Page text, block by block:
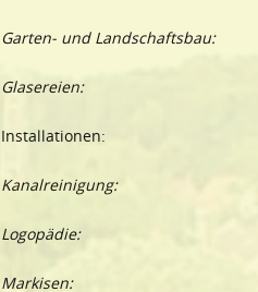
Garten- und Landschaftsbau:
Glasereien:
Installationen:
Kanalreinigung:
Logopädie:
Markisen: